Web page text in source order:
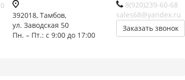
8(920)239-60-68
sales68@yandex.ru
Заказать звонок
392018, Тамбов,
ул. Заводская 50
Пн. – Пт.: с 9:00 до 17:00
0